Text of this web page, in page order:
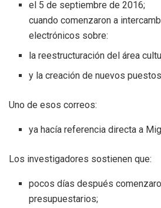
el 5 de septiembre de 2016;
cuando comenzaron a
electrónicos sobre:
la reestructuración del área
y la creación de nuevos
Uno de esos correos:
ya hacía referencia directa a
Los investigadores sostienen que:
pocos días después
presupuestarios;